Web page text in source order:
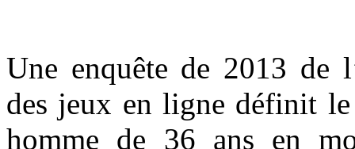
Une enquête de 2013 de
des jeux en ligne définit
homme de 36 ans en